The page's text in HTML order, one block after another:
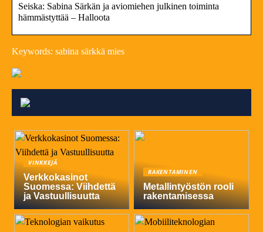
Seiska: Sabina Särkän ja aviomiehen julkinen toiminta
hämmästyttää – Halloota
Keywords: sabina särkkä mies
VINKKEJÄ
Verkkokasinot
Suomessa: Viihdettä
ja Vastuullisuutta
RAKENTAMINEN
Metallintyöstön rooli
rakentamisessa